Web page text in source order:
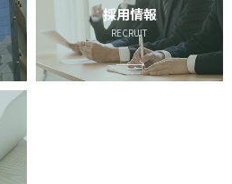
採用情報
RECRUIT